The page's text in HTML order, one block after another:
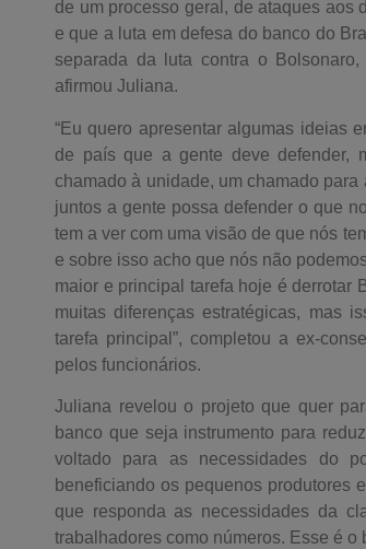
de um processo geral, de ataques aos
e que a luta em defesa do banco do
separada da luta contra o
afirmou Juliana.
“Eu quero apresentar algumas ideias
de país que a gente deve defender,
chamado à unidade, um chamado
juntos a gente possa defender o que
tem a ver com uma visão de que nós
e sobre isso acho que nós não
maior e principal tarefa hoje é derrotar
muitas diferenças estratégicas, mas
tarefa principal”, completou a ex-
pelos funcionários.
Juliana revelou o projeto que quer
banco que seja instrumento para
voltado para as necessidades do
beneficiando os pequenos produtores
que responda as necessidades da
trabalhadores como números. Esse é o